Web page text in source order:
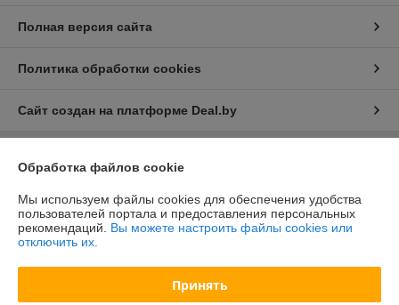
Полная версия сайта
Политика обработки cookies
Сайт создан на платформе Deal.by
Информация для покупателя
Юридическое лицо:ООО "БелХайлер"
220024, г. Минск, ул. Стебенева, 2А, оф. 21
Регистрационный номер ЕГР: 193304407
УНП: 193304407
Регистрационный орган: Мингорисполком
Обработка файлов cookie
Мы используем файлы cookies для обеспечения удобства
пользователей портала и предоставления персональных
рекомендаций. Вы можете настроить файлы cookies или
отключить их.
Принять